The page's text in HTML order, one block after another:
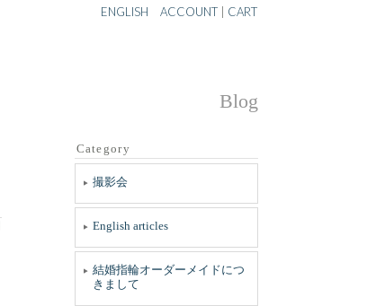
ENGLISH ACCOUNT CART
Blog
Category
撮影会
English articles
結婚指輪オーダーメイドにつ
きまして